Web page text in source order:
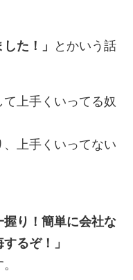
た！」
とかいう話
て上手くいってる奴
上手くいってない
握り！簡単に会社な
るぞ！」